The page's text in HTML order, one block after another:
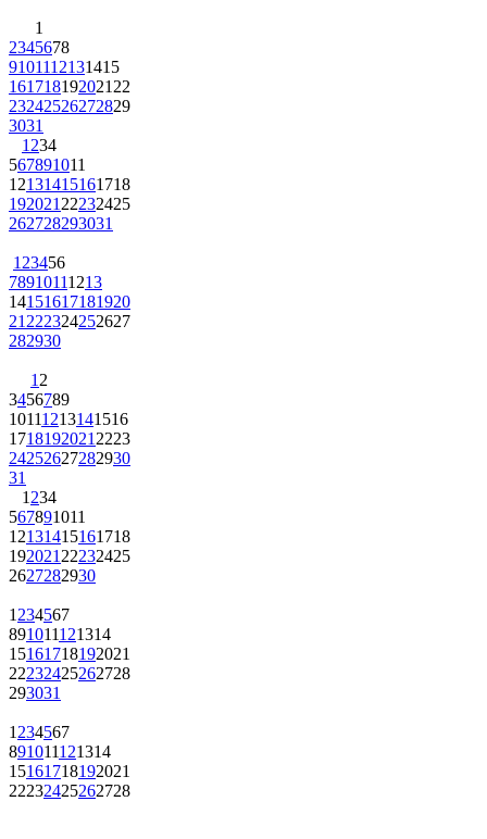
1
2345678
9101112131415
16171819202122
23242526272829
3031
1234
567891011
12131415161718
19202122232425
262728293031
123456
78910111213
14151617181920
21222324252627
282930
12
3456789
10111213141516
17181920212223
24252627282930
31
1234
567891011
12131415161718
19202122232425
2627282930
1234567
891011121314
15161718192021
22232425262728
293031
1234567
891011121314
15161718192021
22232425262728